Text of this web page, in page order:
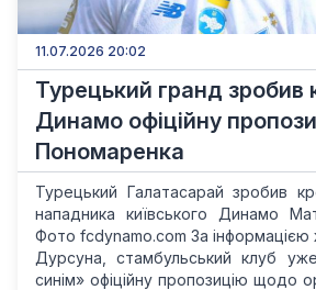
11.07.2026 20:02
Турецький гранд зробив
Динамо офіційну
Пономаренка
Турецький Галатасарай зробив
нападника київського Динамо
Фото fcdynamo.com За інформацією
Дурсуна, стамбульський клуб
синім» офіційну пропозицію щодо